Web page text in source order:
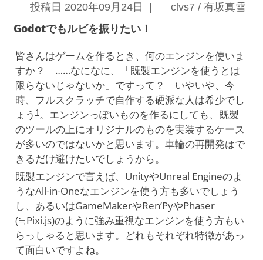
投稿日 2020年09月24日 | clvs7 / 有坂真雪
Godotでもルビを振りたい！
皆さんはゲームを作るとき、何のエンジンを使いま
すか？ ……なになに、「既製エンジンを使うとは
限らないじゃないか」ですって？ いやいや、今
時、フルスクラッチで自作する硬派な人は希少でし
ょう1。エンジンっぽいものを作るにしても、既製
のツールの上にオリジナルのものを実装するケース
が多いのではないかと思います。車輪の再開発はで
きるだけ避けたいでしょうから。
既製エンジンで言えば、UnityやUnreal Engineのよ
うなAll-in-Oneなエンジンを使う方も多いでしょう
し、あるいはGameMakerやRen’PyやPhaser
(≒Pixi.js)のように強み重視なエンジンを使う方もい
らっしゃると思います。どれもそれぞれ特徴があっ
て面白いですよね。